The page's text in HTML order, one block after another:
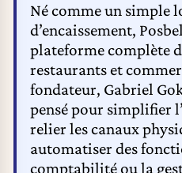
Né comme un simple
d’encaissement,
plateforme complète
restaurants et
fondateur, Gabriel
pensé pour simplifier
relier les canaux
automatiser des
comptabilité ou la